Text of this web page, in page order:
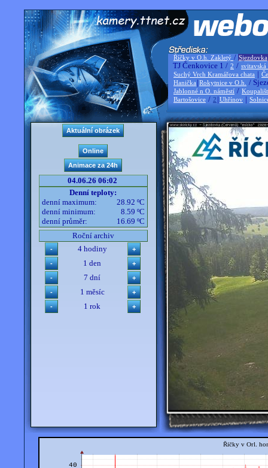
Říčky v O.h. Zakletý / Sjezdovka
TJ Čenkovice 1 / 2 / svitavská
Suchý Vrch Kramářova chata |
Hanička |Rokytnice v O.h. /
Jablonné n O. náměstí /
Bartošovice / 2 |Uhřínov |
04.06.26 06:02
Denní teploty:
denní maximum:
28.92 ºC
denní minimum:
8.59 ºC
denní průměr:
16.69 ºC
Roční archiv
4 hodiny
1 den
7 dní
1 měsíc
1 rok